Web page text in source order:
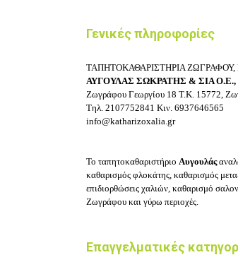
Γενικές πληροφορίες
ΤΑΠΗΤΟΚΑΘΑΡΙΣΤΗΡΙΑ
ΑΥΓΟΥΛΑΣ ΣΩΚΡΑΤΗΣ & ΣΙΑ Ο.Ε.,
Ζωγράφου Γεωργίου 18 Τ.Κ. 15772,
Τηλ. 2107752841 Κιν. 6937646565
info@katharizoxalia.gr
Το ταπητοκαθαριστήριο Αυγουλάς
καθαρισμός φλοκάτης, καθαρισμός
επιδιορθώσεις χαλιών, καθαρισμό
Ζωγράφου και γύρω περιοχές.
Επαγγελματικές